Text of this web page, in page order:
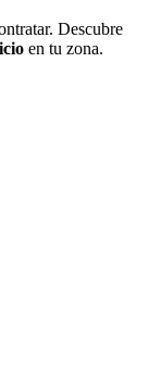
Descubre
en tu zona.